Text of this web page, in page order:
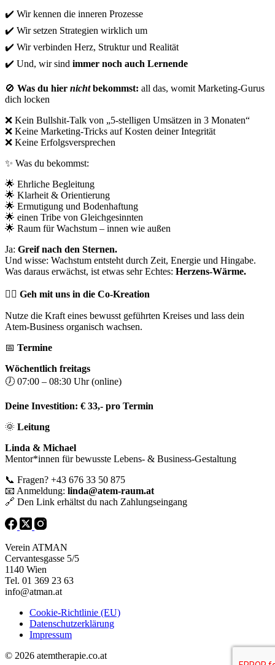
✔️ Wir kennen die inneren Prozesse
✔️ Wir setzen Strategien wirklich um
✔️ Wir verbinden Herz, Struktur und Realität
✔️ Und, wir sind immer noch auch Lernende
🚫 Was du hier nichtbekommst: all das, womit Marketing-Gurus
dich locken
❌ Kein Bullshit-Talk von „5-stelligen Umsätzen in 3 Monaten“
❌ Keine Marketing-Tricks auf Kosten deiner Integrität
❌ Keine Erfolgsversprechen
✨ Was du bekommst:
🌟 Ehrliche Begleitung
🌟 Klarheit & Orientierung
🌟 Ermutigung und Bodenhaftung
🌟 einen Tribe von Gleichgesinnten
🌟 Raum für Wachstum – innen wie außen
Ja: Greif nach den Sternen.
Und wisse: Wachstum entsteht durch Zeit, Energie und Hingabe.
Was daraus erwächst, ist etwas sehr Echtes: Herzens-Wärme.
❤️‍🔥 Geh mit uns in die Co-Kreation
Nutze die Kraft eines bewusst geführten Kreises und lass dein
Atem-Business organisch wachsen.
📅 Termine
Wöchentlich freitags
🕖 07:00 – 08:30 Uhr (online)
Deine Investition: € 33,- pro Termin
🌞 Leitung
Linda & Michael
Mentor*innen für bewusste Lebens- & Business-Gestaltung
📞 Fragen? +43 676 33 50 875
📧 Anmeldung: linda@atem-raum.at
🔗 Den Link erhältst du nach Zahlungseingang
Verein ATMAN
Cervantesgasse 5/5
1140 Wien
Tel. 01 369 23 63
info@atman.at
Cookie-Richtlinie (EU)
Datenschutzerklärung
Impressum
© 2026 atemtherapie.co.at